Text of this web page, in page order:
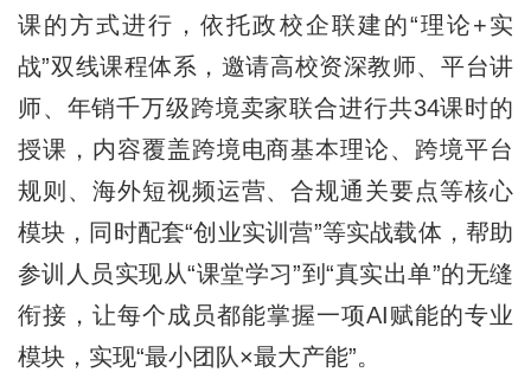
课的方式进行，依托政校企联建的“理论+实
战”双线课程体系，邀请高校资深教师、平台讲
师、年销千万级跨境卖家联合进行共34课时的
授课，内容覆盖跨境电商基本理论、跨境平台
规则、海外短视频运营、合规通关要点等核心
模块，同时配套“创业实训营”等实战载体，帮助
参训人员实现从“课堂学习”到“真实出单”的无缝
衔接，让每个成员都能掌握一项AI赋能的专业
模块，实现“最小团队×最大产能”。